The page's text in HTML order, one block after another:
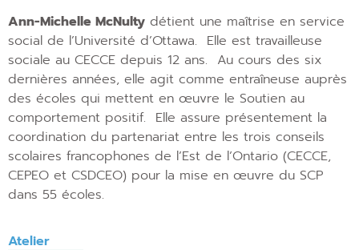
Ann-Michelle McNulty détient une maîtrise en service
social de l’Université d’Ottawa. Elle est travailleuse
sociale au CECCE depuis 12 ans. Au cours des six
dernières années, elle agit comme entraîneuse auprès
des écoles qui mettent en œuvre le Soutien au
comportement positif. Elle assure présentement la
coordination du partenariat entre les trois conseils
scolaires francophones de l’Est de l’Ontario (CECCE,
CEPEO et CSDCEO) pour la mise en œuvre du SCP
dans 55 écoles.
Atelier